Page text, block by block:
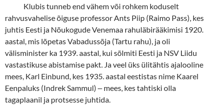
Klubis tunneb end vähem või rohkem koduselt
rahvusvahelise õiguse professor Ants Piip (Raimo Pass), kes
juhtis Eesti ja Nõukogude Venemaa rahuläbirääkimisi 1920.
aastal, mis lõpetas Vabadussõja (Tartu rahu), ja oli
välisminister ka 1939. aastal, kui sõlmiti Eesti ja NSV Liidu
vastastikuse abistamise pakt. Ja veel üks ülitähtis ajalooline
mees, Karl Einbund, kes 1935. aastal eestistas nime Kaarel
Eenpaluks (Indrek Sammul) ‒ mees, kes tahtiski olla
tagaplaanil ja protsesse juhtida.